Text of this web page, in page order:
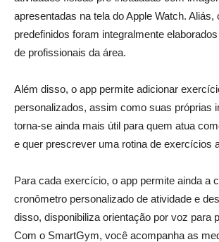
apresentadas na tela do Apple Watch.
predefinidos foram integralmente
de profissionais da área.
Além disso, o app permite adicionar
personalizados, assim como suas próprias
torna-se ainda mais útil para quem atua
e quer prescrever uma rotina de exercícios
Para cada exercício, o app permite ainda a
cronômetro personalizado de atividade e
disso, disponibiliza orientação por voz para
Com o SmartGym, você acompanha as